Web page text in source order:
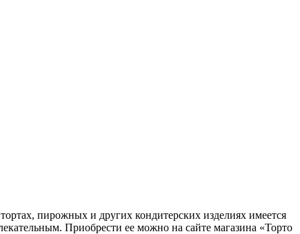
пирожных и других кондитерских изделиях имеется
Приобрести ее можно на сайте магазина «Торто